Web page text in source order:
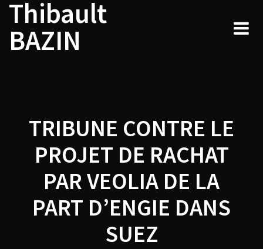
Skip
content
Thibault
BAZIN
TRIBUNE CONTRE LE
PROJET DE RACHAT
PAR VEOLIA DE LA
PART D’ENGIE DANS
SUEZ
Navigation
de